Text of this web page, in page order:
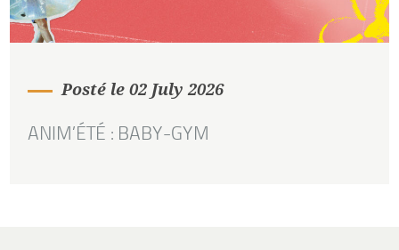
Posté le 02 July 2026
ANIM’ÉTÉ : BABY-GYM